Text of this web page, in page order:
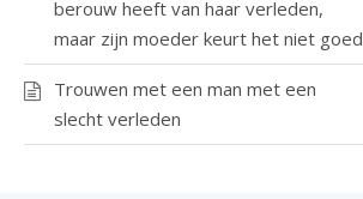
berouw heeft van haar verleden,
maar zijn moeder keurt het niet goed
Trouwen met een man met een
slecht verleden